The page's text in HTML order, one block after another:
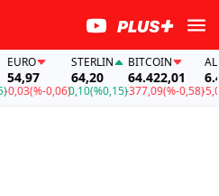
54,97
(%-0,06)
STERLIN
64,20
0,10(%0,15)
BITCOIN
64.422,01
-377,09(%-0,58)-5,05